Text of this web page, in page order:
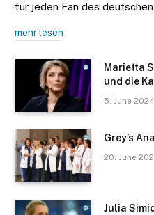
für jeden Fan des
mehr lesen
Marietta
und die
5. June 2024
Grey’s
20. June
Julia